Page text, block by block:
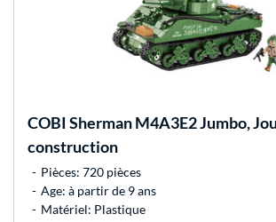
COBI Sherman M4A3E2 Jumbo,
construction
Pièces: 720 pièces
Age: à partir de 9 ans
Matériel: Plastique